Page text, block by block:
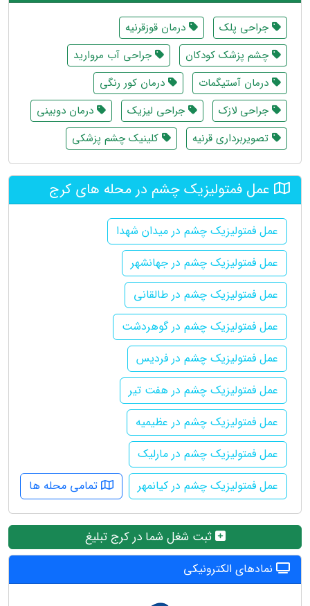
جراحی پلک
درمان قوزقرنیه
چشم پزشک کودکان
جراحی آب مروارید
درمان آستیگمات
درمان کور رنگی
جراحی لازک
جراحی لیزیک
درمان دوبینی
تصویربرداری قرنیه
کلینیک چشم پزشکی
عمل فمتولیزیک چشم در محله های کرج
عمل فمتولیزیک چشم در میدان شهدا
عمل فمتولیزیک چشم در جهانشهر
عمل فمتولیزیک چشم در طالقانی
عمل فمتولیزیک چشم در گوهردشت
عمل فمتولیزیک چشم در فردیس
عمل فمتولیزیک چشم در هفت تیر
عمل فمتولیزیک چشم در عظیمیه
عمل فمتولیزیک چشم در مارلیک
عمل فمتولیزیک چشم در کیانمهر
تمامی محله ها
ثبت شغل شما در کرج تبلیغ
نمادهای الکترونیکی